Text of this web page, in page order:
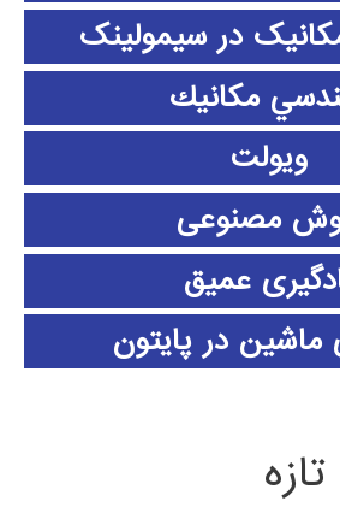
در سیمولینک
مكانيك
ویولت
مصنوعی
عمیق
ماشین در پایتون